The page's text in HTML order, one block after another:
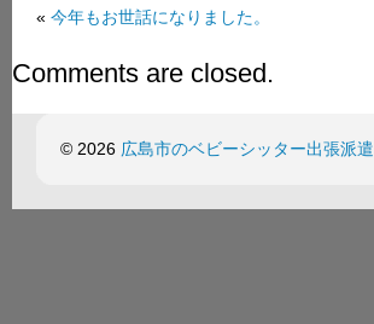
« 今年もお世話になりました。
Comments are closed.
© 2026 広島市のベビーシッター出張派遣